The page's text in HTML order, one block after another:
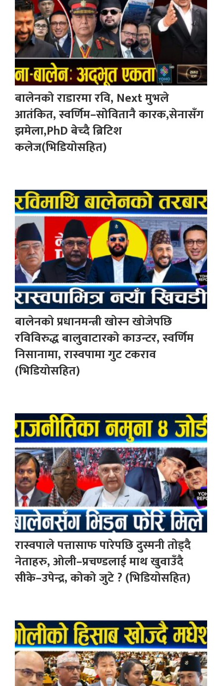
बालेनको राडारमा रवि, Next मुभले
आतंकित, स्वर्णिम–सोवितानै कारक,सेनासँग
झमेला,PhD बेच्दै ब्रिटिश
कलेज(भिडियोसहित)
बालेनको प्रधानमन्त्री खोस्न खोजेपछि
रविविरुद्ध बालुवाटारको काउन्टर, स्वर्णिम
निसानामा, रास्वपामा गुट टकराव
(भिडियोसहित)
रास्वपाले पत्तासाफ पारेपछि दुस्मनी तोड्दै
नेताहरु, ओली–प्रचण्डलाई माथ खुवाउँदै
सीके–उपेन्द्र, कोको जुटे ? (भिडियोसहित)